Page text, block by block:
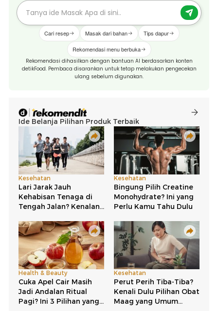
Cari resep Masak dari bahan Tips dapur
Rekomendasi menu berbuka
Rekomendasi dihasilkan dengan bantuan AI berdasarkan konten
detikFood. Pembaca disarankan untuk tetap melakukan pengecekan
ulang sebelum digunakan.